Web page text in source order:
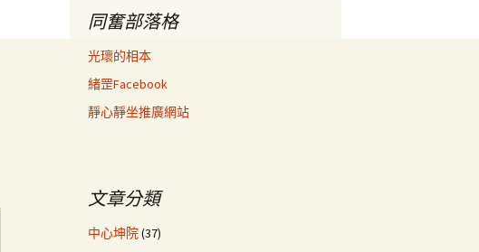
同奮部落格
光瓌的相本
緒罡Facebook
靜心靜坐推廣網站
文章分類
中心坤院(37)